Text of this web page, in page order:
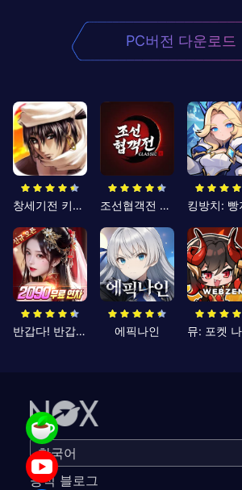
PC버전 다운로드
창세기전 키우기 조선협객전 클래식
반갑다! 반갑삼국지 에픽나인
공식 블로그